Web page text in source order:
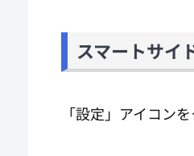
スマートサイ
「設定」アイコン